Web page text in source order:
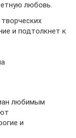
любовь.
и подтолкнет к
любимым
и